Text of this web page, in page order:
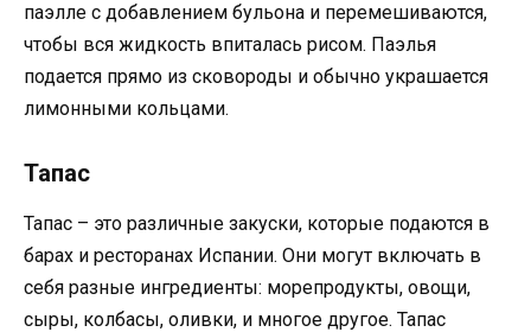
паэлле с добавлением бульона и перемешиваются,
чтобы вся жидкость впиталась рисом. Паэлья
подается прямо из сковороды и обычно украшается
лимонными кольцами.
Тапас
Тапас – это различные закуски, которые подаются в
барах и ресторанах Испании. Они могут включать в
себя разные ингредиенты: морепродукты, овощи,
сыры, колбасы, оливки, и многое другое. Тапас